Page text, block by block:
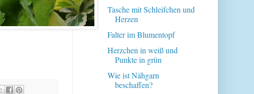
Tasche mit Schleifchen und
Herzen
Falter im Blumentopf
Herzchen in weiß und
Punkte in grün
Wie ist Nähgarn
beschaffen?